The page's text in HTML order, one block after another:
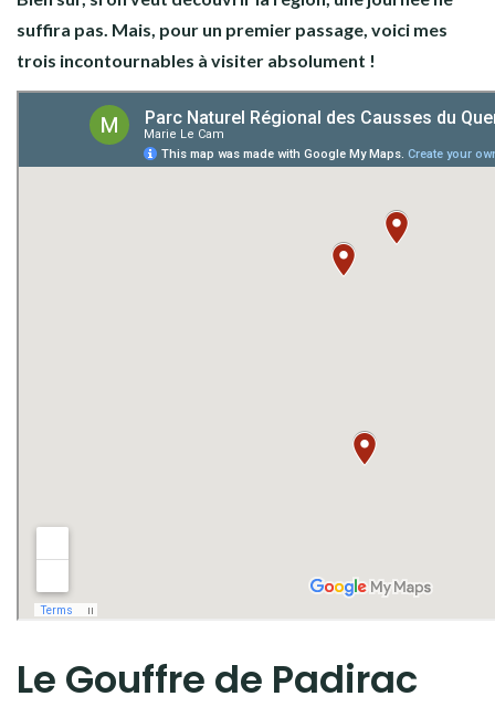
suffira pas. Mais, pour un premier passage, voici mes
trois incontournables à visiter absolument !
Le Gouffre de Padirac